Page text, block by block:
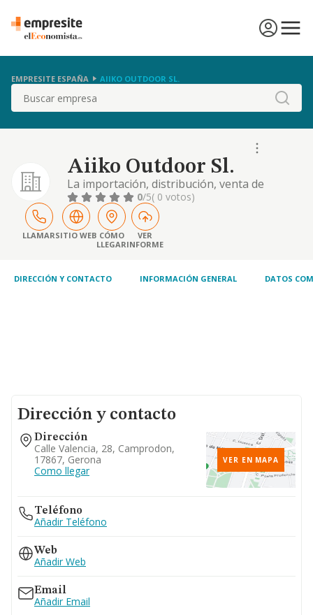
EMPRESITE ESPAÑA AIIKO OUTDOOR SL.
Buscar
Aiiko Outdoor Sl.
La importación, distribución, venta de
artículos, ropa y complementos destinados a
la práctica del deporte
0/5( 0 votos)
LLAMARSITIO WEB CÓMO
LLEGAR
VER
INFORME
DIRECCIÓN Y CONTACTO INFORMACIÓN GENERAL DATOS
Dirección y contacto
Dirección
Calle Valencia, 28, Camprodon,
17867, Gerona
Como llegar
VER EN MAPA
Teléfono
Añadir Teléfono
Web
Añadir Web
Email
Añadir Email